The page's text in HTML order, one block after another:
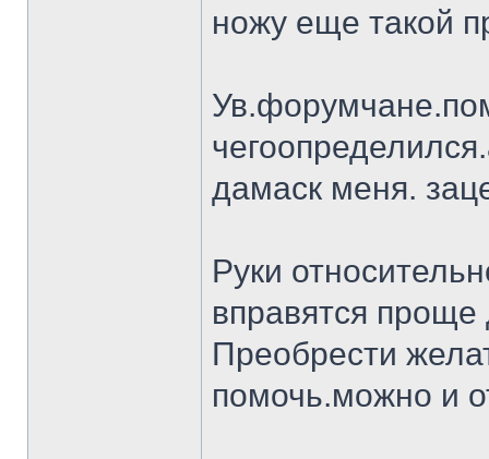
ножу еще такой
дамаск меня.
Руки
вправятся
Преобрести
помочь.можно и